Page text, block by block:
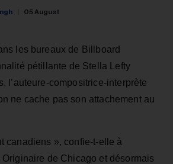
05 August
les bureaux de Billboard
pétillante de Stella Lefty
l’auteure-compositrice-interprète
ne cache pas son attachement au
canadiens », confie-t-elle à
de Chicago et désormais